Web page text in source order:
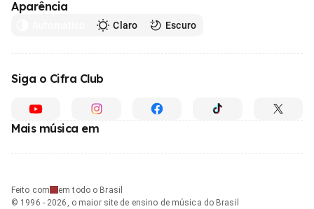
Aparência
Claro Escuro
Siga o Cifra Club
Mais música em
Feito com
em todo o Brasil
© 1996 - 2026, o maior site de ensino de música do Brasil